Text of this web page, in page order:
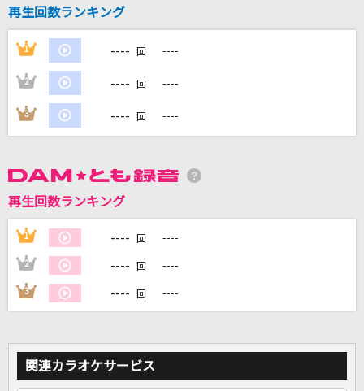
TATTOO
Official髭男dism
DAMの新曲・ランキングなど
DAMに会員登録・ログインして
カラオケをもっと楽しもう！
再生回数ランキング
1 ---- 回 ----
2 ---- 回 ----
3 ---- 回 ----
再生回数ランキング
1 ---- 回 ----
2 ---- 回 ----
3 ---- 回 ----
関連カラオケサービス